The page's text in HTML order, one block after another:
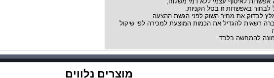
לבחור באפשרות זו בסל הקניות.
לבדוק את מחיר השוק לפני הגשת ההצעה
רשאית להגדיל את הכמות המוצעת למכירה לפי שיקול
להמחשה בלבד
מוצרים נלווים